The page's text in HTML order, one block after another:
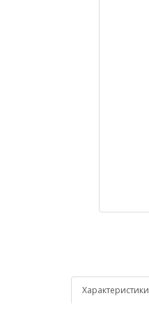
Характеристики